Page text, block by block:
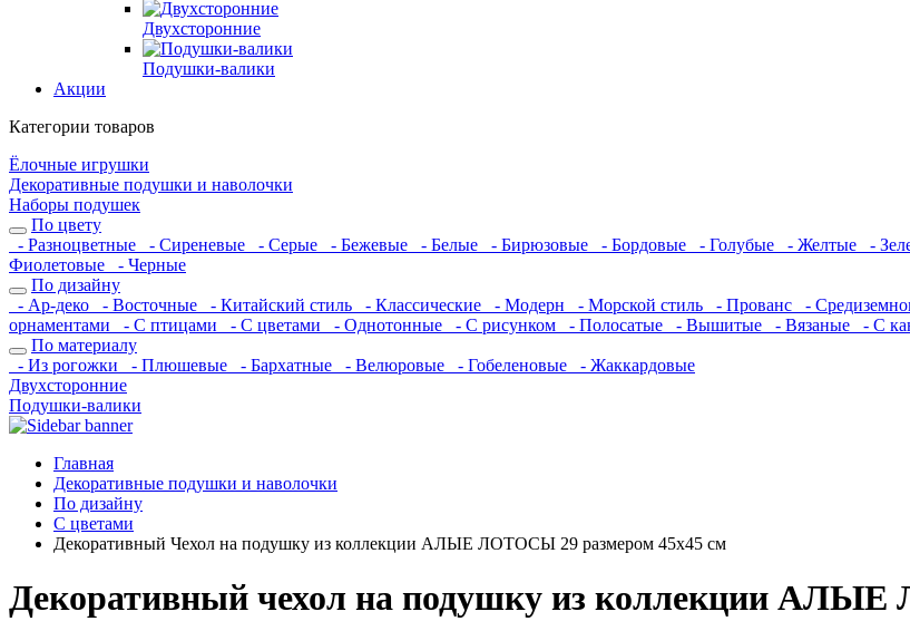
Двухсторонние
Подушки-валики
Акции
Категории товаров
Ёлочные игрушки
Декоративные подушки и наволочки
Наборы подушек
По цвету
- Разноцветные
- Сиреневые - Серые - Бежевые - Белые - Бирюзовые - Бордовые - Голубые - Желтые -
Фиолетовые
- Черные
По дизайну
- Ар-деко
- Восточные - Китайский стиль - Классические - Модерн - Морской стиль - Прованс -
орнаментами
- С птицами - С цветами - Однотонные - С рисунком - Полосатые - Вышитые - Вязаные - С
По материалу
- Из рогожки
- Плюшевые - Бархатные - Велюровые - Гобеленовые
- Жаккардовые
Двухсторонние
Подушки-валики
Главная
Декоративные подушки и наволочки
По дизайну
С цветами
Декоративный Чехол на подушку из коллекции АЛЫЕ ЛОТОСЫ 29 размером 45х45 см
Декоративный чехол на подушку из коллекции